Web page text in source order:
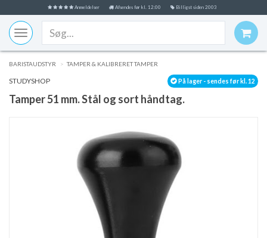
Anmeldelser Afsendes før kl. 12:00 Billigst siden 2003
Toggle
navigation
BARISTAUDSTYR TAMPER & KALIBRERET TAMPER
På lager - sendes før kl. 12
STUDYSHOP
Tamper 51 mm. Stål og sort håndtag.